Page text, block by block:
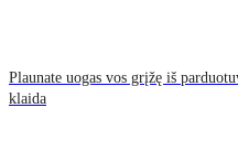
Plaunate uogas vos grįžę iš
klaida